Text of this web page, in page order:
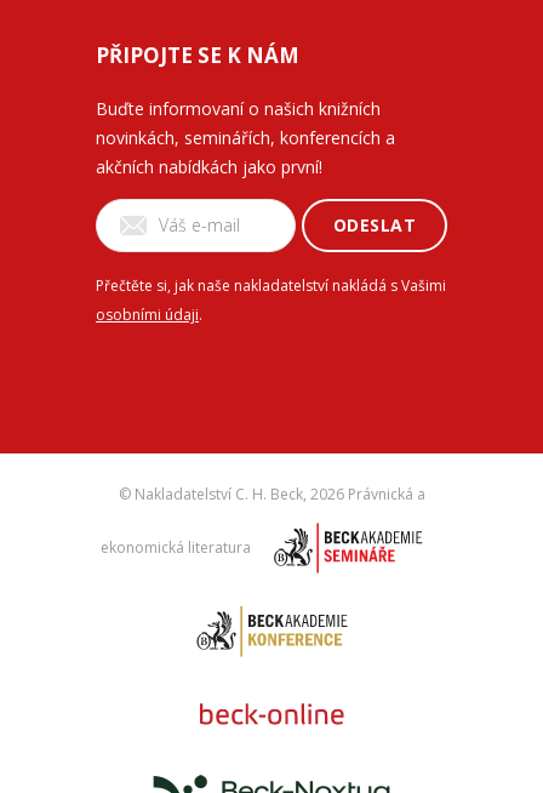
PŘIPOJTE SE K NÁM
Buďte informovaní o našich knižních
novinkách, seminářích, konferencích a
akčních nabídkách jako první!
ODESLAT
Přečtěte si, jak naše nakladatelství nakládá s Vašimi
osobními údaji.
© Nakladatelství C. H. Beck, 2026 Právnická a
ekonomická literatura